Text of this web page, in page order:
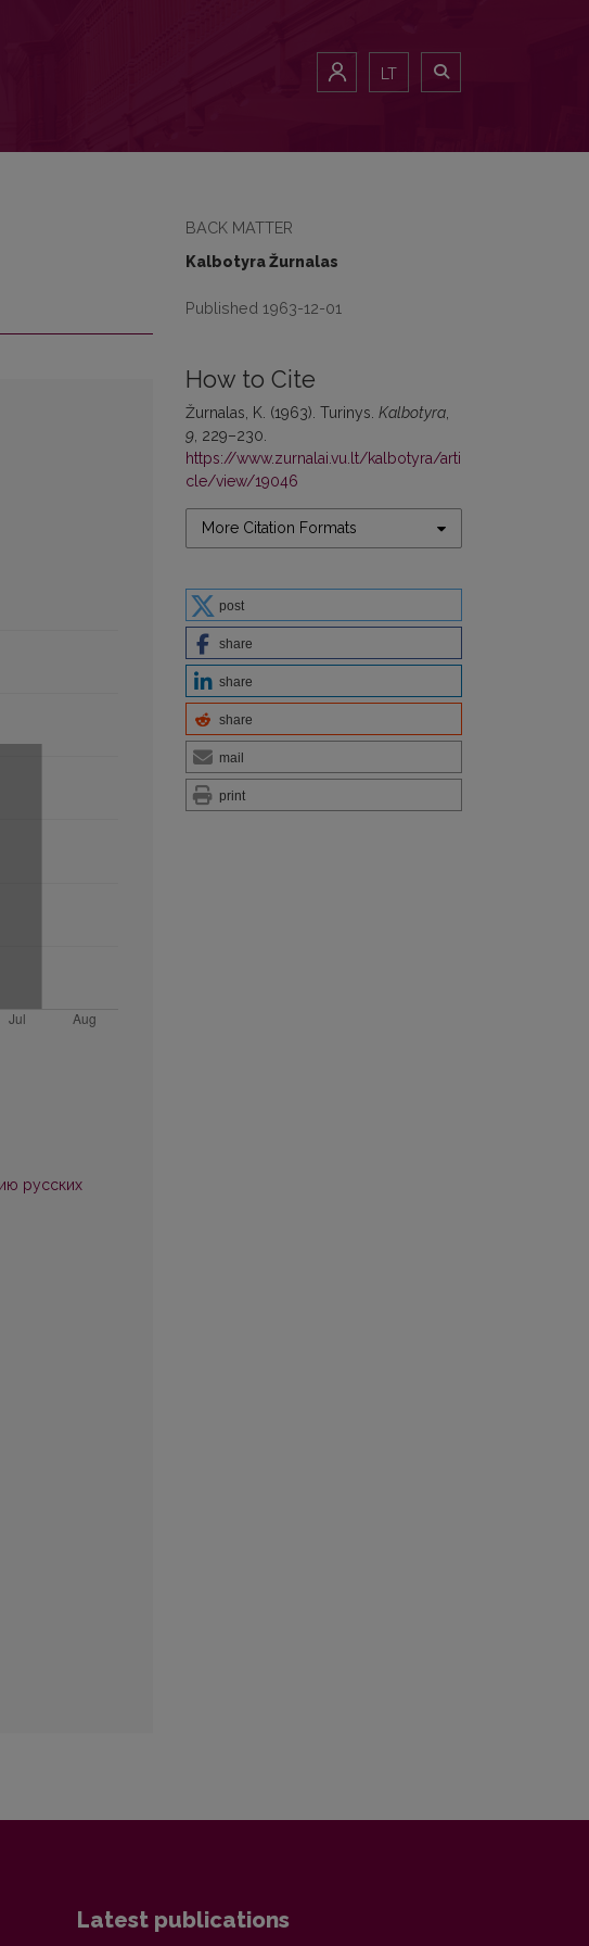
LT
BACK MATTER
Kalbotyra Žurnalas
Published 1963-12-01
How to Cite
Žurnalas, K. (1963). Turinys. Kalbotyra
9 , 229–230.
https://www.zurnalai.vu.lt/kalbotyra/arti
cle/view/19046
More Citation Formats
post
share
share
share
mail
print
русских
Latest publications